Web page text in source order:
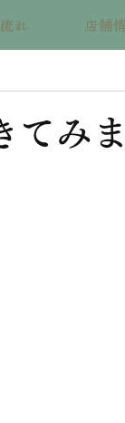
れ 店舗
てみま